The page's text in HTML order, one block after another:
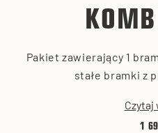
Pakiet zawierający 1
stałe bramki z
Czytaj
1